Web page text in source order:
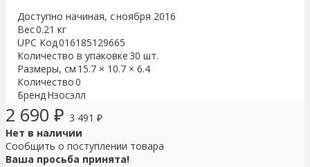
Доступно начиная, сноября 2016
Вес0.21 кг
UPC Код016185129665
Количество в упаковке 30 шт.
Размеры, см 15.7 × 10.7 × 6.4
Количество0
БрендНэосэлл
2 690 ₽ 3 491 ₽
Нет в наличии
Сообщить о поступлении товара
Ваша просьба принята!